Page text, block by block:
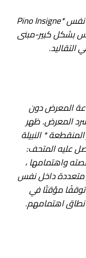
بالنسبة للكسوة الخارجية ، استخدمنا نفس *Pino Insigne
بشكل كبير-مبنى
المعرض دون
​​المعرض. ظهر
* النبيلة
عليه المتحف:
واهتمامها ،
متعددة داخل نفس
توقفًا مؤقتًا في
نطاق اهتمامهم.